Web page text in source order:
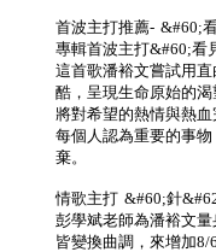
首波主打推薦- &#60;
專輯首波主打&#60;看
這首歌潘裕文嘗試用
酷，呈現生命原始的
將對希望的熱情與熱
每個人認為重要的事
棄。
情歌主打 &#60;針
彭學斌老師為潘裕文
皆變換曲調，來增加